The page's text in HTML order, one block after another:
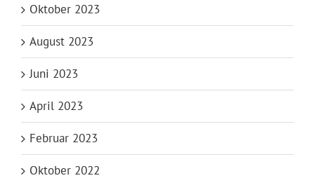
Oktober 2023
August 2023
Juni 2023
April 2023
Februar 2023
Oktober 2022